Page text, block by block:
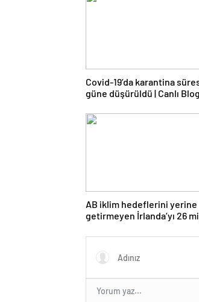
Covid-19’da karantina
güne düşürüldü | Canlı Blog
AB iklim hedeflerini yerine
getirmeyen İrlanda’yı 26